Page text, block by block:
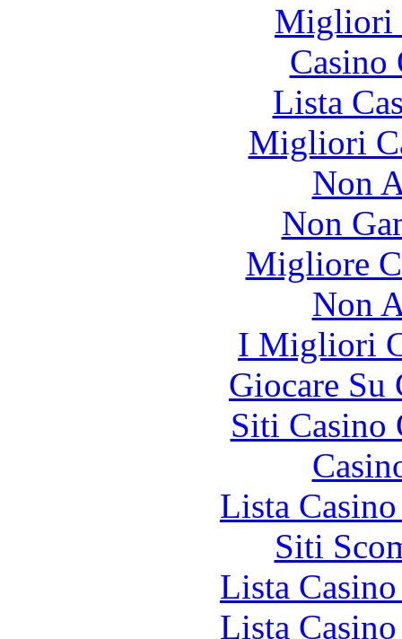
Migliori
Lista
Migliori
Non
Non
Migliore
Non
I Migliori
Giocare Su
Siti Casino
Lista
Siti
Lista
Lista